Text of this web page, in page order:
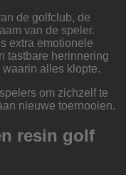
de golfclub, de
van de speler.
extra emotionele
tastbare herinnering
alles klopte.
om zichzelf te
nieuwe toernooien.
resin golf